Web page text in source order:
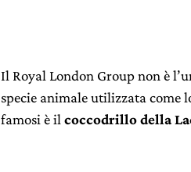
Il Royal London Group non è
specie animale utilizzata come
famosi è il coccodrillo della